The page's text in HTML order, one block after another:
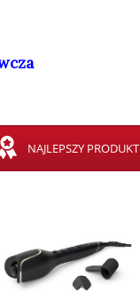
NAJLEPSZY PRODUKT